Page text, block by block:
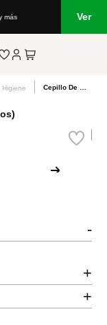
más Ver
Higiene
-
+
+